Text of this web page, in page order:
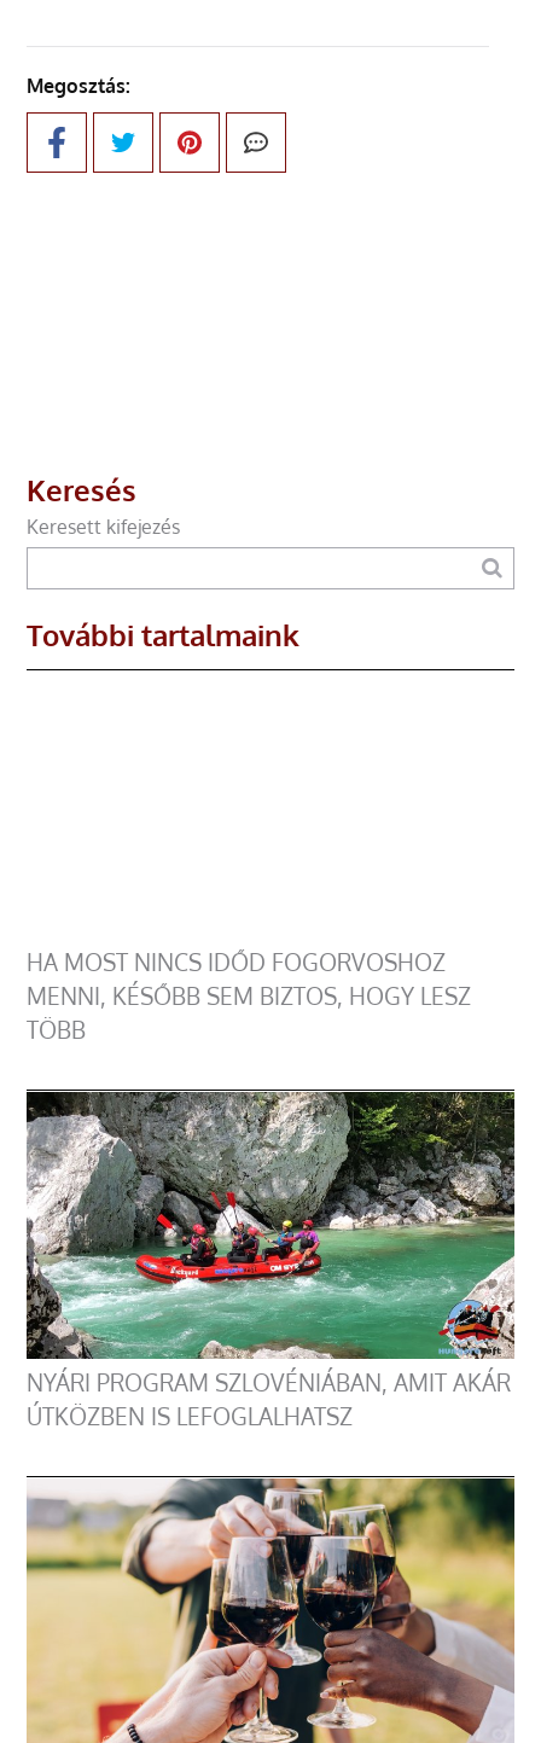
Megosztás:
Keresés
Keresett kifejezés
További tartalmaink
HA MOST NINCS IDŐD FOGORVOSHOZ
MENNI, KÉSŐBB SEM BIZTOS, HOGY LESZ
TÖBB
NYÁRI PROGRAM SZLOVÉNIÁBAN, AMIT AKÁR
ÚTKÖZBEN IS LEFOGLALHATSZ